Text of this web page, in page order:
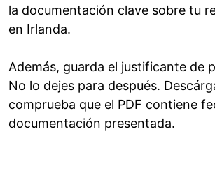
la documentación clave sobre tu
en Irlanda.
Además, guarda el justificante de
No lo dejes para después.
comprueba que el PDF contiene
documentación presentada.